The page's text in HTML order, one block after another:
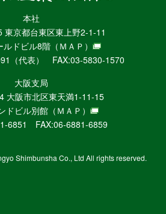
産
業
新
聞
社
ニ
ュ
ー
WEB
本社
東京都台東区東上野2-1-11
ルドビル8階 （ＭＡＰ）
（代表） FAX:03-5830-1570
大阪支局
大阪市北区東天満1-11-15
ドビル別館 （ＭＡＰ）
6851 FAX:06-6881-6859
Shimbunsha Co., Ltd All rights reserved.